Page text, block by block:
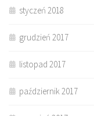
styczeń 2018
grudzień 2017
listopad 2017
październik 2017